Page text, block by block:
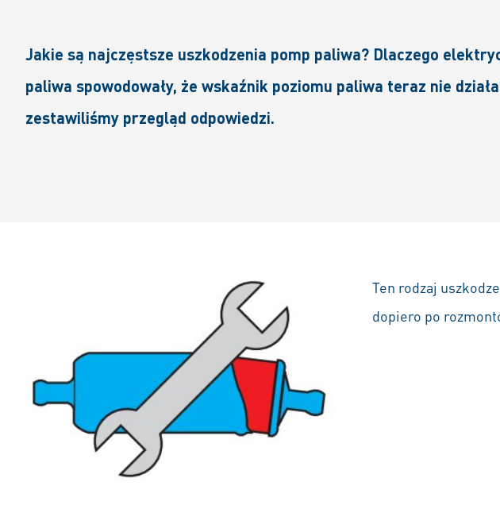
Jakie są najczęstsze uszkodzenia pomp paliwa? Dlaczego
paliwa spowodowały, że wskaźnik poziomu paliwa teraz nie
zestawiliśmy przegląd odpowiedzi.
Ten rodzaj
dopiero po